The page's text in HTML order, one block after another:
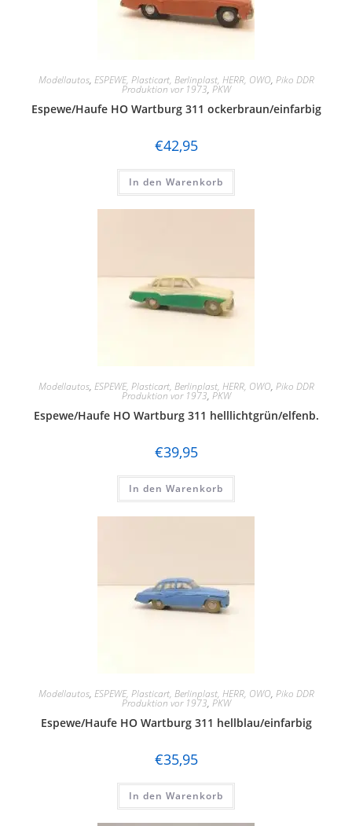
Modellautos, ESPEWE, Plasticart, Berlinplast, HERR, OWO, Piko DDR
Produktion vor 1973, PKW
Espewe/Haufe HO Wartburg 311 ockerbraun/einfarbig
€42,95
In den Warenkorb
Modellautos, ESPEWE, Plasticart, Berlinplast, HERR, OWO, Piko DDR
Produktion vor 1973, PKW
Espewe/Haufe HO Wartburg 311 helllichtgrün/elfenb.
€39,95
In den Warenkorb
Modellautos, ESPEWE, Plasticart, Berlinplast, HERR, OWO, Piko DDR
Produktion vor 1973, PKW
Espewe/Haufe HO Wartburg 311 hellblau/einfarbig
€35,95
In den Warenkorb